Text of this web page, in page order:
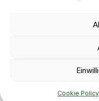
Cookie Policy
Am Standort Klein
Verwertung von